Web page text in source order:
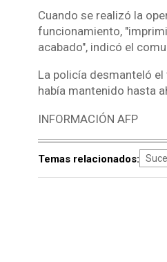
Cuando se realizó la
funcionamiento,
acabado", indicó el
La policía desmanteló
había mantenido hasta
INFORMACIÓN AFP
Temas relacionados: